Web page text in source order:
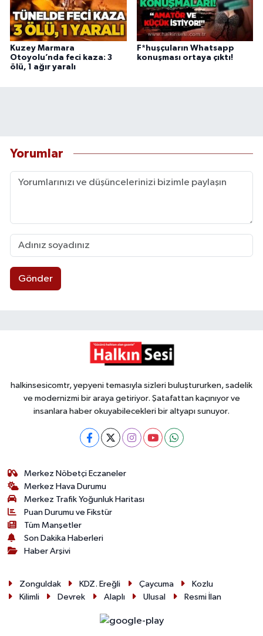
Kuzey Marmara
Otoyolu’nda feci kaza: 3
ölü, 1 ağır yaralı
F*huşçuların Whatsapp
konuşması ortaya çıktı!
Yorumlar
Gönder
halkinsesicomtr, yepyeni temasıyla sizleri buluştururken, sadelik
ve modernizmi bir araya getiriyor. Şatafattan kaçınıyor ve
insanlara haber okuyabilecekleri bir altyapı sunuyor.
Merkez Nöbetçi Eczaneler
Merkez Hava Durumu
Merkez Trafik Yoğunluk Haritası
Puan Durumu ve Fikstür
Tüm Manşetler
Son Dakika Haberleri
Haber Arşivi
Zonguldak KDZ. Ereğli Çaycuma
Kozlu
Kilimli
Devrek Alaplı Ulusal Resmi İlan